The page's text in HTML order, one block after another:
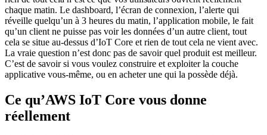
chaque matin. Le dashboard, l’écran de connexion, l’alerte qui
réveille quelqu’un à 3 heures du matin, l’application mobile, le fait
qu’un client ne puisse pas voir les données d’un autre client, tout
cela se situe au-dessus d’IoT Core et rien de tout cela ne vient avec.
La vraie question n’est donc pas de savoir quel produit est meilleur.
C’est de savoir si vous voulez construire et exploiter la couche
applicative vous-même, ou en acheter une qui la possède déjà.
Ce qu’AWS IoT Core vous donne
réellement